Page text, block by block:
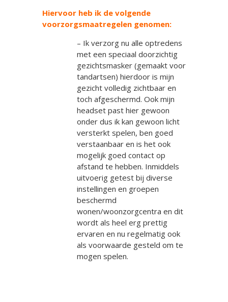
Hiervoor heb ik de volgende
voorzorgsmaatregelen genomen:
– Ik verzorg nu alle optredens
met een speciaal doorzichtig
gezichtsmasker (gemaakt voor
tandartsen) hierdoor is mijn
gezicht volledig zichtbaar en
toch afgeschermd. Ook mijn
headset past hier gewoon
onder dus ik kan gewoon licht
versterkt spelen, ben goed
verstaanbaar en is het ook
mogelijk goed contact op
afstand te hebben. Inmiddels
uitvoerig getest bij diverse
instellingen en groepen
beschermd
wonen/woonzorgcentra en dit
wordt als heel erg prettig
ervaren en nu regelmatig ook
als voorwaarde gesteld om te
mogen spelen.